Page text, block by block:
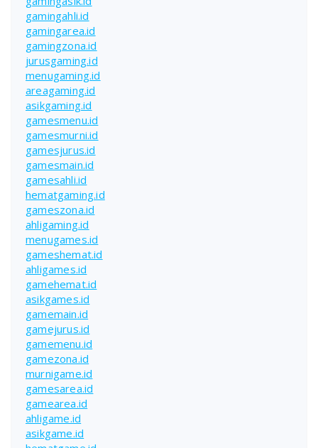
gamingahli.id
gamingarea.id
gamingzona.id
jurusgaming.id
menugaming.id
areagaming.id
asikgaming.id
gamesmenu.id
gamesmurni.id
gamesjurus.id
gamesmain.id
gamesahli.id
hematgaming.id
gameszona.id
ahligaming.id
menugames.id
gameshemat.id
ahligames.id
gamehemat.id
asikgames.id
gamemain.id
gamejurus.id
gamemenu.id
gamezona.id
murnigame.id
gamesarea.id
gamearea.id
ahligame.id
asikgame.id